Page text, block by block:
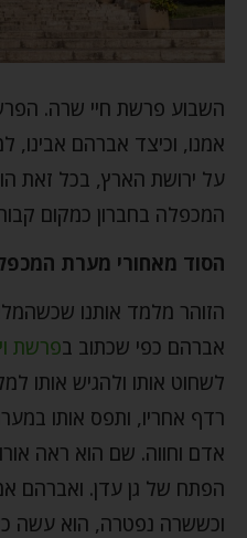
השבוע פרשת חיי שרה.
אמנו, וכיצד אברהם אבינו,
על ירושת הארץ, בכל זאת
המכפלה בחברון כמקום קבורה.
הסוד מאחורי מערת המכפלה
הזוהר מלמד אותנו
אברהם כפי שכתוב בפרשת וירא
לשחוט אותו ולהגיש אותו
רדף אחריו, ותפס אותו
אדם וחווה. שם הוא ראה
הפתח של גן עדן. ואברהם
וכששרה נפטרה, הוא עשה כל